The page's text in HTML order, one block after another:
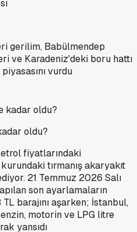
gerilim, Babülmendep
ve Karadeniz'deki boru hattı
vurdu
oldu?
fiyatlarındaki
tırmanış akaryakıt
21 Temmuz 2026 Salı
son ayarlamaların
barajını aşarken; İstanbul,
motorin ve LPG litre
yansıdı